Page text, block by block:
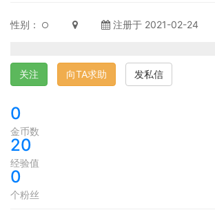
性别： 注册于 2021-02-24
关注 向TA求助 发私信
0
金币数
20
经验值
0
个粉丝